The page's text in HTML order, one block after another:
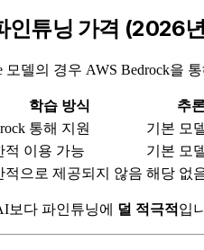
튜닝 가격 (2026
모델의 경우 AWS Bedrock을
학습 방식
추
통해 지원
기본 모
적 이용 가능
기본 모
적으로 제공되지 않음 해당 없
보다 파인튜닝에 덜 적극적 입